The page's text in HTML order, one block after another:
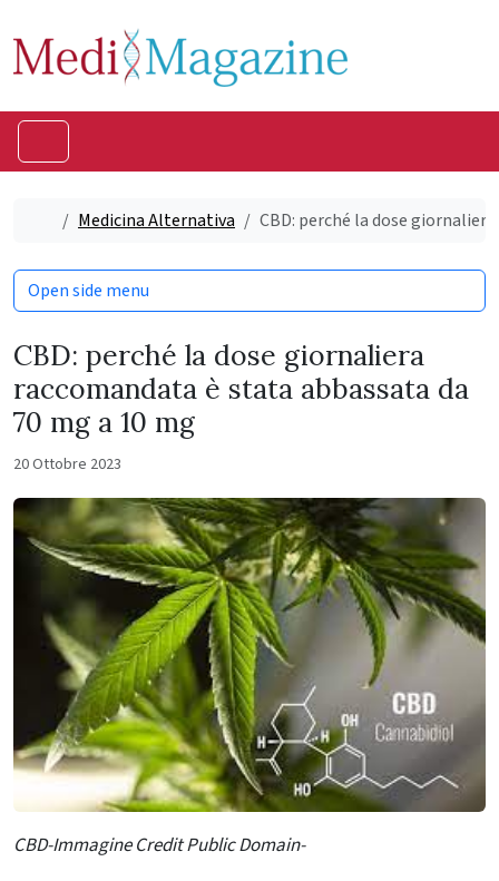
HomeMedicina Alternativa CBD: perché la dose
CBD: perché la dose giornaliera
raccomandata è stata abbassata da
70 mg a 10 mg
20 Ottobre 2023
CBD-Immagine Credit Public Domain-
Open side menu